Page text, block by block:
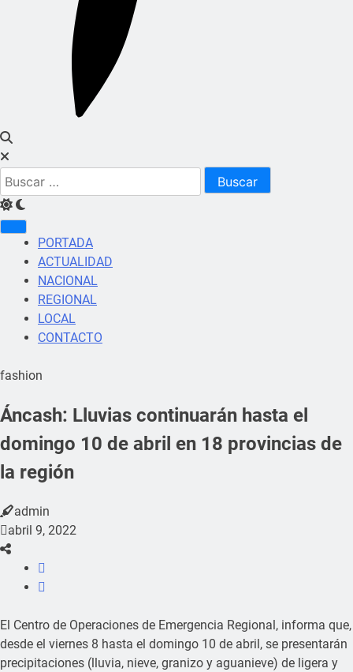
Buscar:
PORTADA
ACTUALIDAD
NACIONAL
REGIONAL
LOCAL
CONTACTO
fashion
Áncash: Lluvias continuarán hasta el
domingo 10 de abril en 18 provincias de
la región
admin
abril 9, 2022
El Centro de Operaciones de Emergencia Regional, informa que,
desde el viernes 8 hasta el domingo 10 de abril, se presentarán
precipitaciones (lluvia, nieve, granizo y aguanieve) de ligera y